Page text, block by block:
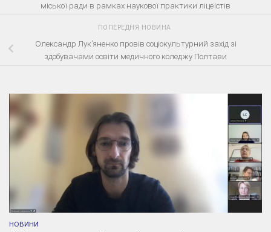
міської ради в рамках наукової практики ліцеїстів
ПОПЕРЕДНЯ НОВИНА
Олександр Лук’яненко провів соціокультурний захід зі
здобувачами освіти медичного коледжу Полтави
НОВИНИ